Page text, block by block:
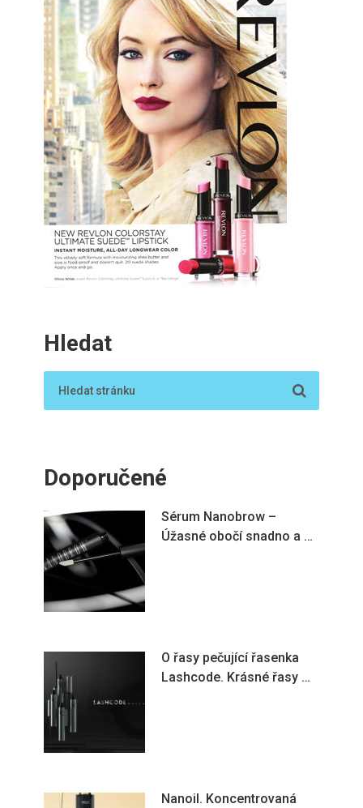
Hledat
Doporučené
Sérum Nanobrow –
Úžasné obočí snadno a …
O řasy pečující řasenka
Lashcode. Krásné řasy …
Nanoil. Koncentrovaná